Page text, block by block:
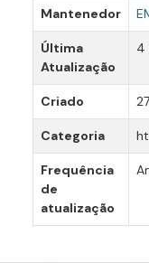
Mantenedor
Última
Atualização
4
Criado
Categoria
Frequência
de
atualização